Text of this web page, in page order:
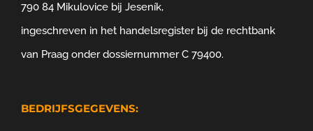
790 84 Mikulovice bij Jeseník,
ingeschreven in het handelsregister bij de rechtbank
van Praag onder dossiernummer C 79400.
BEDRIJFSGEGEVENS: